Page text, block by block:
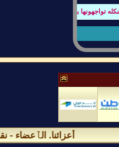
بتصفح المنتدى او عند كتابة
أعزائنا. الٱعضاء -